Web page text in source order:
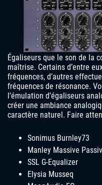
Égaliseurs que le son de la
maîtrise. Certains d’entre
fréquences, d’autres
fréquences de résonance.
l’émulation d’égaliseurs
créer une ambiance
caractère naturel. Faire
Sonimus Burnley73
Manley Massive
SSL G-Equalizer
Elysia Musseq